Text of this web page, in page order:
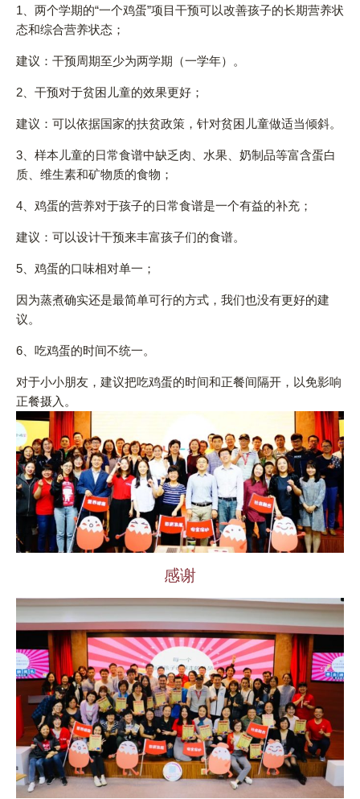
1、两个学期的“一个鸡蛋”项目干预可以改善孩子的长期营养状
态和综合营养状态；
建议：干预周期至少为两学期（一学年）。
2、干预对于贫困儿童的效果更好；
建议：可以依据国家的扶贫政策，针对贫困儿童做适当倾斜。
3、样本儿童的日常食谱中缺乏肉、水果、奶制品等富含蛋白
质、维生素和矿物质的食物；
4、鸡蛋的营养对于孩子的日常食谱是一个有益的补充；
建议：可以设计干预来丰富孩子们的食谱。
5、鸡蛋的口味相对单一；
因为蒸煮确实还是最简单可行的方式，我们也没有更好的建
议。
6、吃鸡蛋的时间不统一。
对于小小朋友，建议把吃鸡蛋的时间和正餐间隔开，以免影响
正餐摄入。
感谢